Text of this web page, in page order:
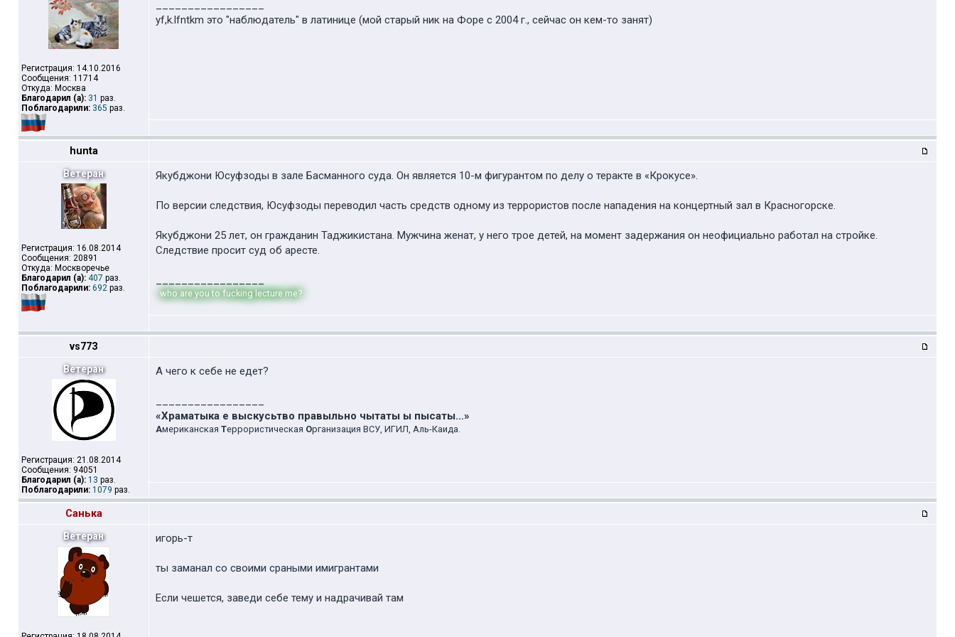
Регистрация: 14.10.2016
Сообщения: 11714
Откуда: Москва
Благодарил (а): 31 раз.
Поблагодарили: 365 раз.
yf,k.lfntkm это "наблюдатель" в латинице (мой старый ник на Форе с 2004 г., сейчас он кем-то занят)
hunta
Ветеран
Регистрация: 16.08.2014
Сообщения: 20891
Откуда: Москворечье
Благодарил (а): 407 раз.
Поблагодарили: 692 раз.
Якубджони Юсуфзоды в зале Басманного суда. Он является 10-м фигурантом по делу о теракте в «Крокусе».
По версии следствия, Юсуфзоды переводил часть средств одному из террористов после нападения на концертный зал в Красногорске.
Якубджони 25 лет, он гражданин Таджикистана. Мужчина женат, у него трое детей, на момент задержания он неофициально работал на стройке.
Следствие просит суд об аресте.
who are you to fucking lecture me?
vs773
Ветеран
Регистрация: 21.08.2014
Сообщения: 94051
Благодарил (а): 13 раз.
Поблагодарили: 1079 раз.
А чего к себе не едет?
«Храматыка е выскусьтво правыльно чытаты ы пысаты…»
Американская Террористическая Организация ВСУ, ИГИЛ, Аль-Каида.
Санька
Ветеран игорь-т
ты заманал со своими сраными имигрантами
Если чешется, заведи себе тему и надрачивай там